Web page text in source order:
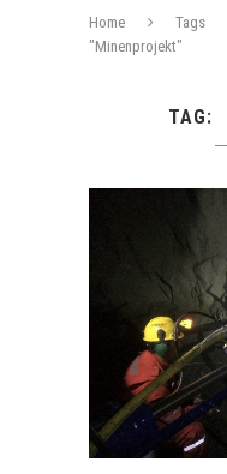
Home Tags
"Minenprojekt"
TAG